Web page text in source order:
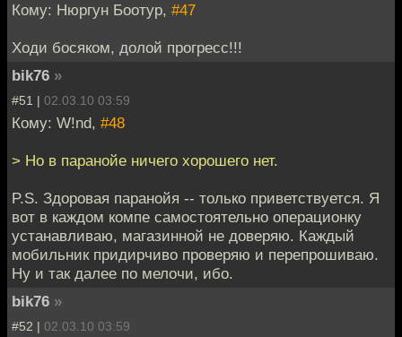
Кому: Нюргун Боотур, #47
Ходи босяком, долой прогресс!!!
bik76 »
#51 | 02.03.10 03:59
Кому: W!nd, #48
> Но в паранойе ничего хорошего нет.
P.S. Здоровая паранойя -- только приветствуется. Я
вот в каждом компе самостоятельно операционку
устанавливаю, магазинной не доверяю. Каждый
мобильник придирчиво проверяю и перепрошиваю.
Ну и так далее по мелочи, ибо.
bik76 »
#52 | 02.03.10 03:59